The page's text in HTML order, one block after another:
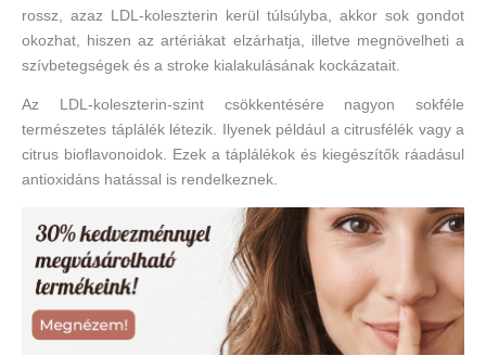
rossz, azaz LDL-koleszterin kerül túlsúlyba, akkor sok gondot
okozhat, hiszen az artériákat elzárhatja, illetve megnövelheti a
szívbetegségek és a stroke kialakulásának kockázatait.
Az LDL-koleszterin-szint csökkentésére nagyon sokféle
természetes táplálék létezik. Ilyenek például a citrusfélék vagy a
citrus bioflavonoidok. Ezek a táplálékok és kiegészítők ráadásul
antioxidáns hatással is rendelkeznek.